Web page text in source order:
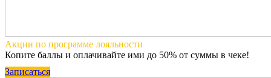
Акции по программе лояльности
Копите баллы и оплачивайте ими до 50% от суммы в чеке!
Записаться